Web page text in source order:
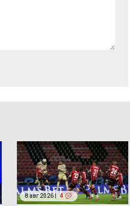
8 авг 2026 | 4